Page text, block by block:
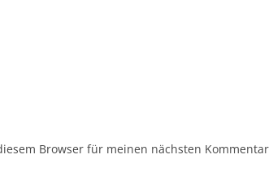
Browser für meinen nächsten Kommentar